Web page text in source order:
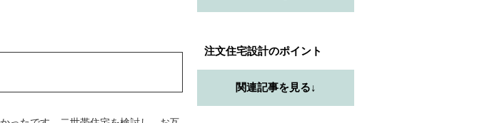
注文住宅設計のポイント
関連記事を見る↓